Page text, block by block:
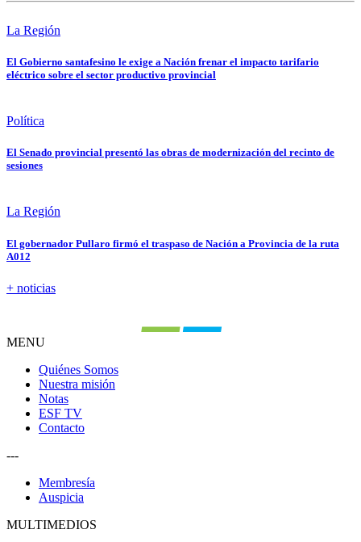
La Región
El Gobierno santafesino le exige a Nación frenar el impacto tarifario
eléctrico sobre el sector productivo provincial
Política
El Senado provincial presentó las obras de modernización del recinto de
sesiones
La Región
El gobernador Pullaro firmó el traspaso de Nación a Provincia de la ruta
A012
+ noticias
MENU
Quiénes Somos
Nuestra misión
Notas
ESF TV
Contacto
---
Membresía
Auspicia
MULTIMEDIOS